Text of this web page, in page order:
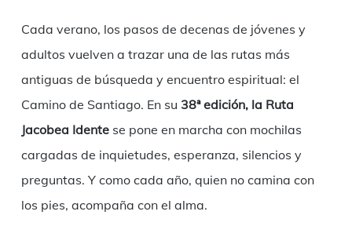
Cada verano, los pasos de decenas de jóvenes y
adultos vuelven a trazar una de las rutas más
antiguas de búsqueda y encuentro espiritual: el
Camino de Santiago. En su 38ª edición, la Ruta
Jacobea Identese pone en marcha con mochilas
cargadas de inquietudes, esperanza, silencios y
preguntas. Y como cada año, quien no camina con
los pies, acompaña con el alma.